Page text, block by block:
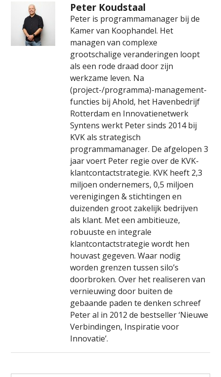
Peter Koudstaal
Peter is programmamanager bij de
Kamer van Koophandel. Het
managen van complexe
grootschalige veranderingen loopt
als een rode draad door zijn
werkzame leven. Na
(project-/programma)-management-
functies bij Ahold, het Havenbedrijf
Rotterdam en Innovatienetwerk
Syntens werkt Peter sinds 2014 bij
KVK als strategisch
programmamanager. De afgelopen 3
jaar voert Peter regie over de KVK-
klantcontactstrategie. KVK heeft 2,3
miljoen ondernemers, 0,5 miljoen
verenigingen & stichtingen en
duizenden groot zakelijk bedrijven
als klant. Met een ambitieuze,
robuuste en integrale
klantcontactstrategie wordt hen
houvast gegeven. Waar nodig
worden grenzen tussen silo’s
doorbroken. Over het realiseren van
vernieuwing door buiten de
gebaande paden te denken schreef
Peter al in 2012 de bestseller ‘Nieuwe
Verbindingen, Inspiratie voor
Innovatie’.